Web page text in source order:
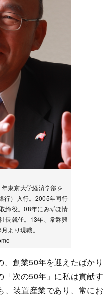
東京大学経済学部を
行）入行。2005年同行
締役。08年にみずほ情
長就任。13年、常磐興
より現職。
創業50年を迎えたばかり
「次の50年」に私は貢献す
、装置産業であり、常にお